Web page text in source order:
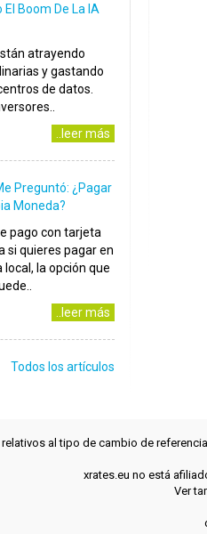
Boom De La IA
atrayendo
y gastando
de datos.
..leer más
Preguntó: ¿Pagar
Moneda?
pago con tarjeta
si quieres pagar en
la opción que
..leer más
Todos los artículos
al tipo de cambio de referencia
xrates.eu no está
Ver